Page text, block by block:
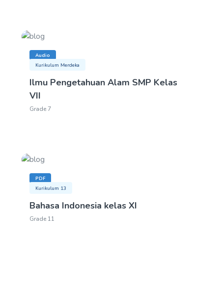
Audio
Kurikulum Merdeka
Ilmu Pengetahuan Alam SMP Kelas
VII
Grade 7
PDF
Kurikulum 13
Bahasa Indonesia kelas XI
Grade 11